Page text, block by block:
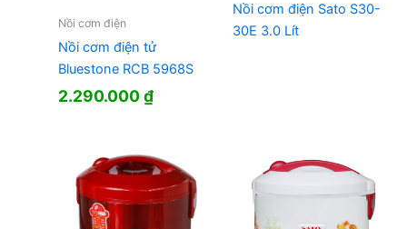
Nồi cơm điện
Nồi cơm điện tử
Bluestone RCB 5968S
2.290.000₫
Nồi cơm điện Sato S30-
30E 3.0 Lít